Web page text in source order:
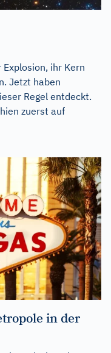
ihr Kern
Jetzt haben
Regel entdeckt.
zuerst auf
in der